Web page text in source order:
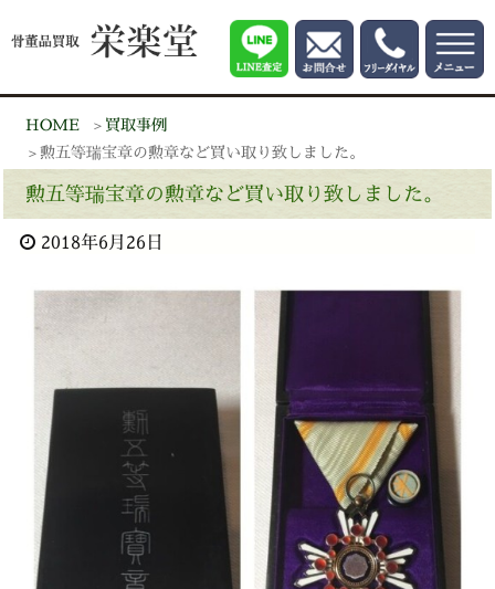
HOME
買取事例
勲五等瑞宝章の勲章など買い取り致しました。
勲五等瑞宝章の勲章など買い取り致しました。
2018年6月26日